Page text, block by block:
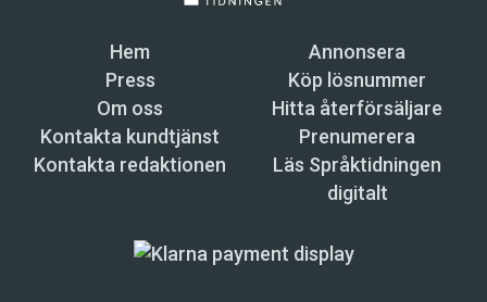
Hem
Annonsera
Press
Köp lösnummer
Om oss
Hitta återförsäljare
Kontakta kundtjänst
Prenumerera
Kontakta redaktionen
Läs Språktidningen
digitalt